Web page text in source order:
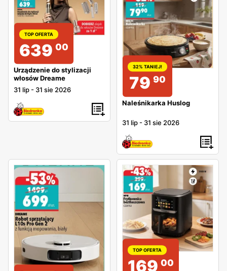
TOP OFERTA
639 00
Urządzenie do stylizacji
włosów Dreame
31 lip - 31 sie 2026
32% TANIEJ!
79 90
Naleśnikarka Huslog
31 lip - 31 sie 2026
TOP OFERTA
169 00